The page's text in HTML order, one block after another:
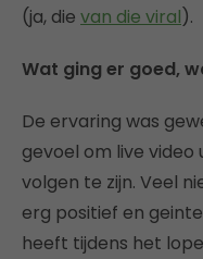
(ja, die van die viral).
Wat ging er goed,
De ervaring was
gevoel om live
volgen te zijn. Veel
erg positief en
heeft tijdens het